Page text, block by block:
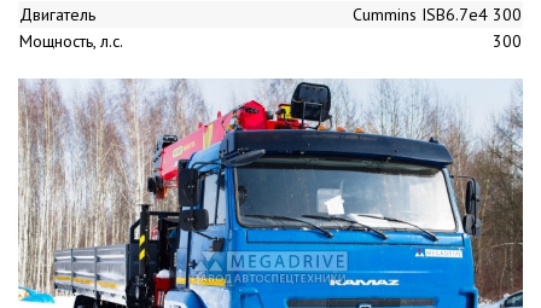
Двигатель
Cummins ISB6.7е4 300
Мощность, л.с.
300